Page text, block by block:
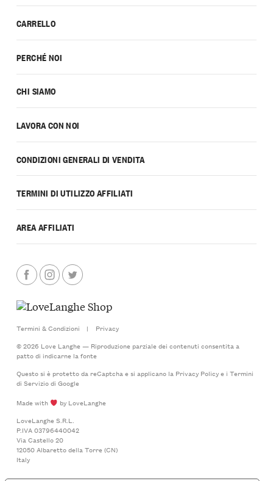
CARRELLO
PERCHÉ NOI
CHI SIAMO
LAVORA CON NOI
CONDIZIONI GENERALI DI VENDITA
TERMINI DI UTILIZZO AFFILIATI
AREA AFFILIATI
Termini & Condizioni |
Privacy
© 2026 Love Langhe — Riproduzione parziale dei contenuti consentita a
patto di indicarne la fonte
Questo si è protetto da reCaptcha e si applicano la Privacy Policye i Termini
di Serviziodi Google
Made with
by LoveLanghe
LoveLanghe S.R.L.
P.IVA 03796440042
Via Castello 20
12050 Albaretto della Torre (CN)
Italy